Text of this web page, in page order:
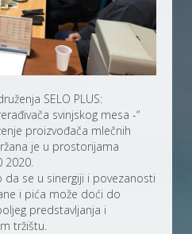
SELO PLUS:
svinjskog mesa -“
proizvođača mlečnih
je u prostorijama
2020.
da se u sinergiji i povezanosti
i pića može doći do
predstavljanja i
tržištu.